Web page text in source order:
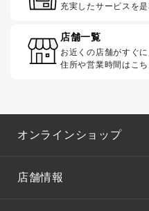
充実したサービスを
店舗一覧
お近くの店舗がすぐに
住所や営業時間はこ
オンラインショップ
店舗情報